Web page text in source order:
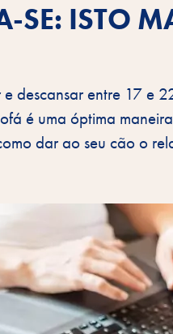
SE: ISTO
descansar entre 17 e
é uma óptima
dar ao seu cão o